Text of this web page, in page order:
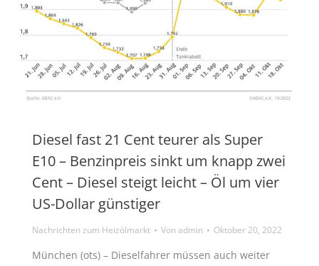
Diesel fast 21 Cent teurer als Super
E10 – Benzinpreis sinkt um knapp zwei
Cent – Diesel steigt leicht – Öl um vier
US-Dollar günstiger
Nachrichten zum Heizölmarkt Vonadmin Oktober 20, 2022
München (ots) – Dieselfahrer müssen auch weiter